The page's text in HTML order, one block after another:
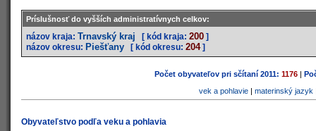
Príslušnosť do vyšších administratívnych celkov:
názov kraja: Trnavský kraj [ kód kraja: 200 ]
názov okresu: Piešťany [ kód okresu: 204]
Počet obyvateľov pri sčítaní 2011: 1176 |
vek a pohlavie| materinský jazyk
Obyvateľstvo podľa veku a pohlavia